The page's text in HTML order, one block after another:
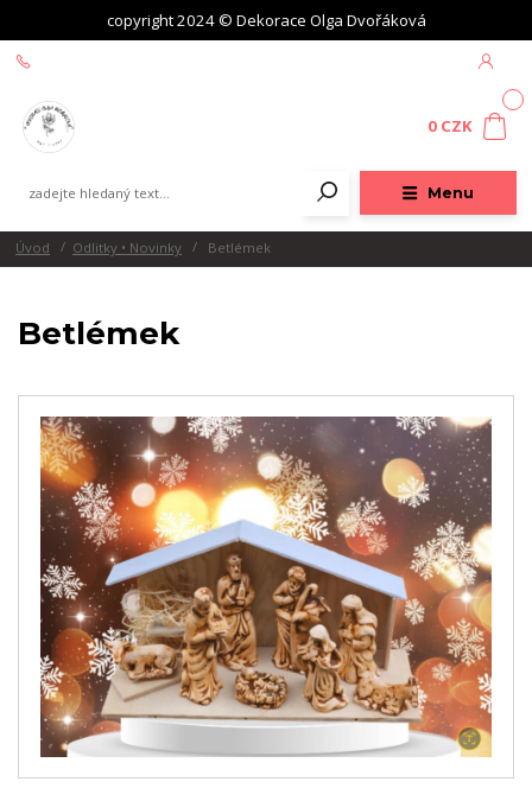
copyright 2024 © Dekorace Olga Dvořáková
Menu
0 CZK
Úvod Odlitky • Novinky Betlémek
Betlémek